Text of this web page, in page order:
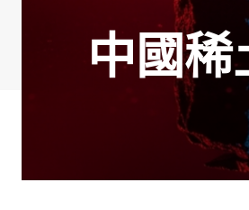
中國